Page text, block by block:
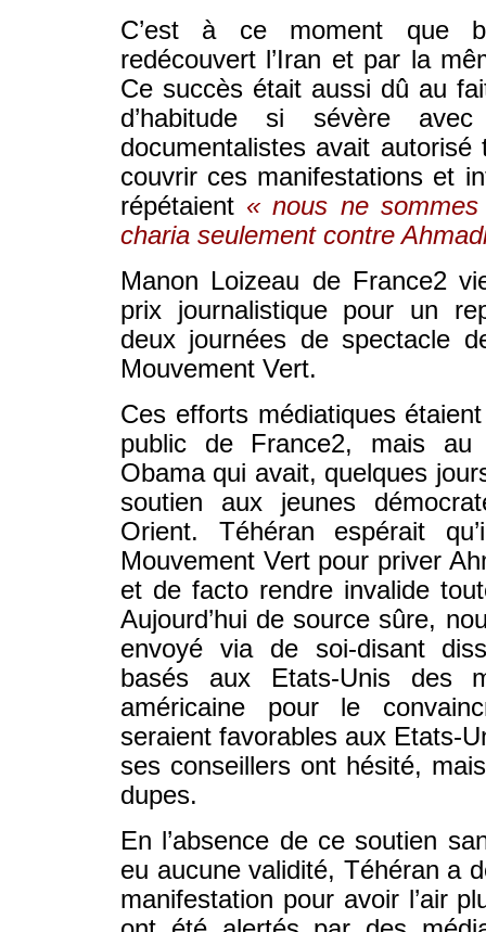
C’est à ce moment que
redécouvert l’Iran et par la
Ce succès était aussi dû au
d’habitude si sévère
documentalistes avait
couvrir ces manifestations et
répétaient « nous ne
charia seulement contre
Manon Loizeau de France2
prix journalistique pour un
deux journées de spectacle
Mouvement Vert.
Ces efforts médiatiques
public de France2, mais au
Obama qui avait, quelques
soutien aux jeunes
Orient. Téhéran espérait
Mouvement Vert pour priver
et de facto rendre invalide
Aujourd’hui de source sûre,
envoyé via de soi-disant
basés aux Etats-Unis des
américaine pour le
seraient favorables aux Etats-
ses conseillers ont hésité,
dupes.
En l’absence de ce soutien
eu aucune validité, Téhéran a
manifestation pour avoir l’air